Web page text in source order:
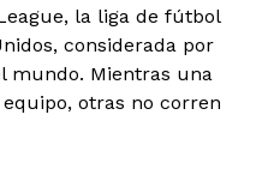
la liga de fútbol
considerada por
mundo. Mientras una
otras no corren